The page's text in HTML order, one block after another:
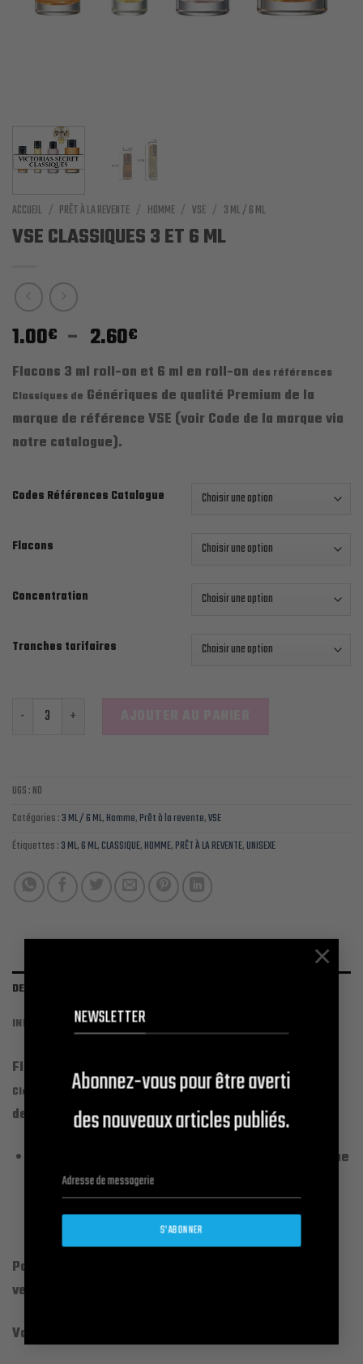
NEWSLETTER
Abonnez-vous pour être averti
des nouveaux articles publiés.
S’ABONNER
×
ACCUEIL / PRÊT À LA REVENTE / HOMME / VSE / 3 ML / 6 ML
VSE CLASSIQUES 3 ET 6 ML
1.00€ – 2.60€
de
prix :
1.00€
à
Flacons 3 ml roll-on et 6 ml en roll-on des références
Classiques de Génériques de qualité Premium de la
marque de référence VSE (voir Code de la marque via
notre catalogue).
Codes Références Catalogue
Flacons
Concentration
Tranches tarifaires
quantité de VSE CLASSIQUES 3 ET 6 ML
UGS :ND
Catégories :3 ML / 6 ML,Homme,Prêt à la revente,VSE
Étiquettes :3 ML,6 ML,CLASSIQUE,HOMME,PRÊT À LA REVENTE,UNISEXE
DESCRIPTION
INFORMATIONS COMPLÉMENTAIRES
Flacons 3 ml roll-on et 6 ml roll-on
des références
Classiques
de Génériques de qualité Premium au choix
de concentrations:
Essence Pure (100 % Essence / 0 % alcool) Tenue
28 H et + en moyenne.
Pour les Codes Références des noms de Parfums,
veuillez vous reporter à notre catalogue.
Volume: Flacons 3 ml roll-on et 6 ml ml roll-on.